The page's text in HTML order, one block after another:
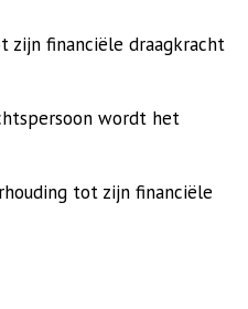
zijn financiële draagkracht
wordt het
tot zijn financiële